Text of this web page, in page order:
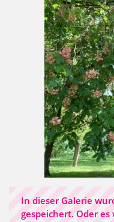
In dieser Galerie
gespeichert. Oder